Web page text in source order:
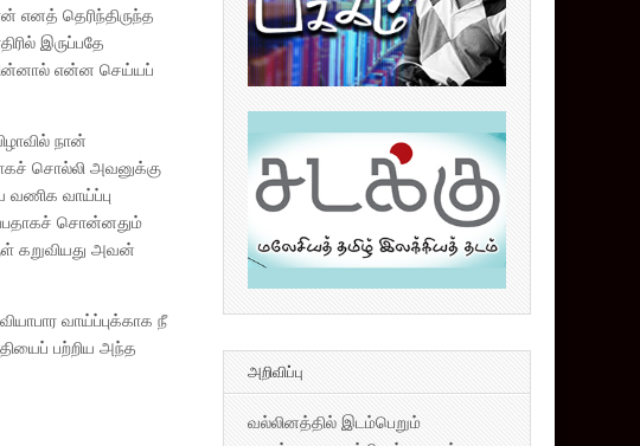
எனத் தெரிந்திருந்த
இருப்பதே
என்ன செய்யப்
நான்
சொல்லி அவனுக்கு
வணிக வாய்ப்பு
சொன்னதும்
கறுவியது அவன்
வாய்ப்புக்காக நீ
பற்றிய அந்த
அறிவிப்பு
வல்லினத்தில் இடம்பெறும்